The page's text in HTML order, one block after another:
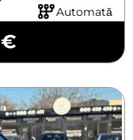
Automată
€